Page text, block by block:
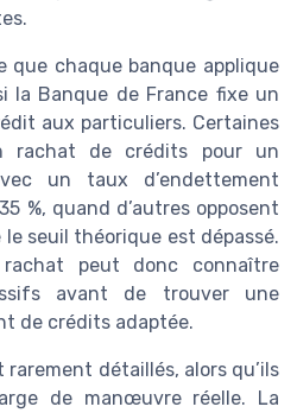
que chaque banque applique
la Banque de France fixe un
aux particuliers. Certaines
rachat de crédits pour un
un taux d’endettement
%, quand d’autres opposent
seuil théorique est dépassé.
peut donc connaître
avant de trouver une
de crédits adaptée.
détaillés, alors qu’ils
de manœuvre réelle. La